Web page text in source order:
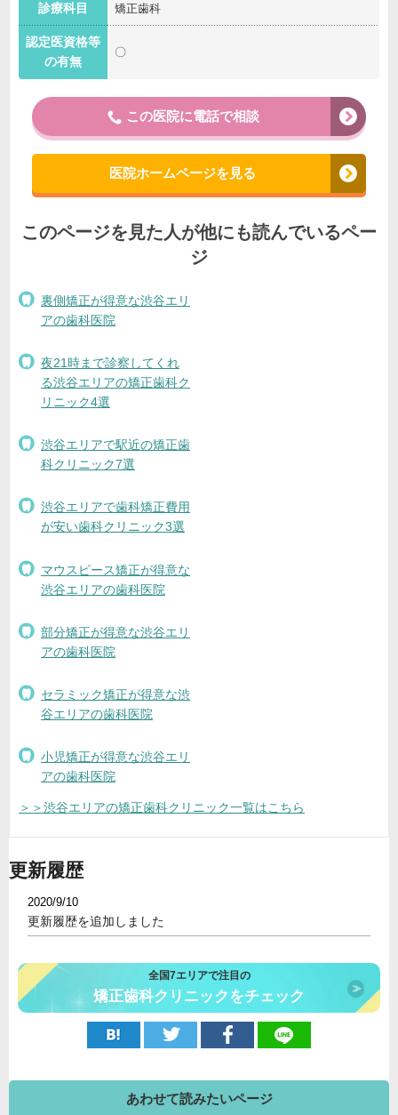
診療科目 矯正歯科
認定医資格等
の有無
〇
この医院に電話で相談
医院ホームページを見る
このページを見た人が他にも読んでいるペー
ジ
裏側矯正が得意な渋谷エリ
アの歯科医院
夜21時まで診察してくれ
る渋谷エリアの矯正歯科ク
リニック4選
渋谷エリアで駅近の矯正歯
科クリニック7選
渋谷エリアで歯科矯正費用
が安い歯科クリニック3選
マウスピース矯正が得意な
渋谷エリアの歯科医院
部分矯正が得意な渋谷エリ
アの歯科医院
セラミック矯正が得意な渋
谷エリアの歯科医院
小児矯正が得意な渋谷エリ
アの歯科医院
＞＞渋谷エリアの矯正歯科クリニック一覧はこちら
更新履歴
2020/9/10
更新履歴を追加しました
全国7エリアで注目の
矯正歯科クリニックをチェック
あわせて読みたいページ